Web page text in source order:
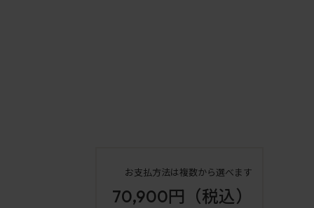
お支払方法は複数から選べます
70,900円 （税込）